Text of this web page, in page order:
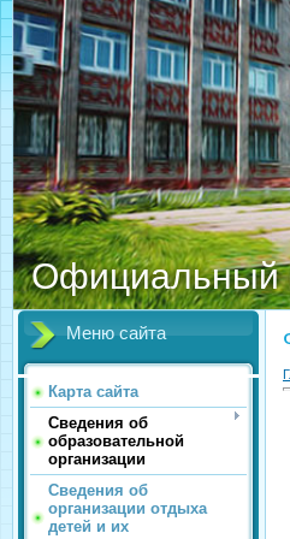
Меню сайта
Карта сайта
Сведения об
образовательной
организации
Сведения об
организации отдыха
детей и их